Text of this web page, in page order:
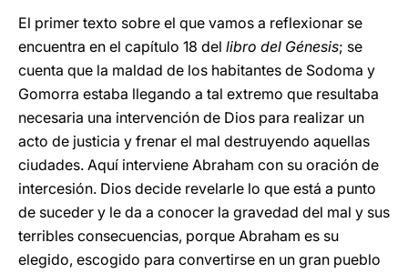
El primer texto sobre el que vamos a reflexionar se
encuentra en el capítulo 18 del libro del Génesis; se
cuenta que la maldad de los habitantes de Sodoma y
Gomorra estaba llegando a tal extremo que resultaba
necesaria una intervención de Dios para realizar un
acto de justicia y frenar el mal destruyendo aquellas
ciudades. Aquí interviene Abraham con su oración de
intercesión. Dios decide revelarle lo que está a punto
de suceder y le da a conocer la gravedad del mal y sus
terribles consecuencias, porque Abraham es su
elegido, escogido para convertirse en un gran pueblo